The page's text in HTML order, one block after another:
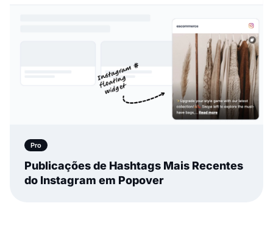
Pro
Publicações de Hashtags Mais Recentes
do Instagram em Popover